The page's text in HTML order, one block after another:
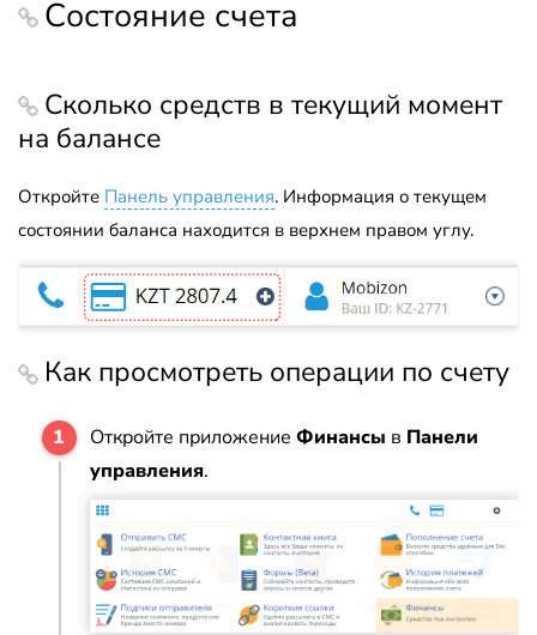
Состояние счета
Сколько средств в текущий момент
на балансе
Откройте Панель управления. Информация о текущем
состоянии баланса находится в верхнем правом углу.
Как просмотреть операции по счету
Откройте приложение Финансы в Панели
управления.